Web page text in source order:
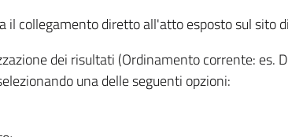
il collegamento diretto all'atto esposto sul sito
dei risultati (Ordinamento corrente: es.
una delle seguenti opzioni: